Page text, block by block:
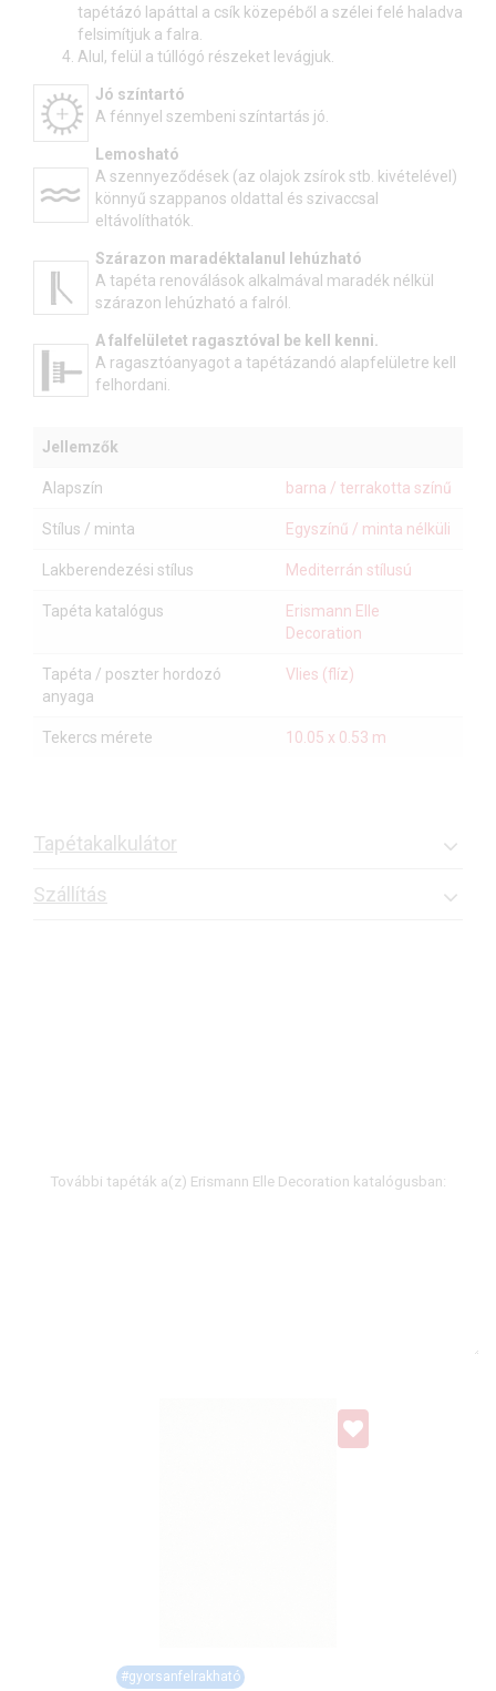
tapétázó lapáttal a csík közepéből a szélei felé haladva
felsimítjuk a falra.
Alul, felül a túllógó részeket levágjuk.
Jó színtartó
A fénnyel szembeni színtartás jó.
Lemosható
A szennyeződések (az olajok zsírok stb. kivételével)
könnyű szappanos oldattal és szivaccsal
eltávolíthatók.
Szárazon maradéktalanul lehúzható
A tapéta renoválások alkalmával maradék nélkül
szárazon lehúzható a falról.
A falfelületet ragasztóval be kell kenni.
A ragasztóanyagot a tapétázandó alapfelületre kell
felhordani.
Jellemzők
Alapszín barna / terrakotta színű
Stílus / minta Egyszínű / minta nélküli
Lakberendezési stílus Mediterrán stílusú
Tapéta katalógus
Erismann Elle
Decoration
Tapéta / poszter hordozó
anyaga
Vlies (flíz)
Tekercs mérete 10.05 x 0.53 m
Tapétakalkulátor
Szállítás
További tapéták a(z) Erismann Elle Decoration katalógusban:
#gyorsanfelrakható